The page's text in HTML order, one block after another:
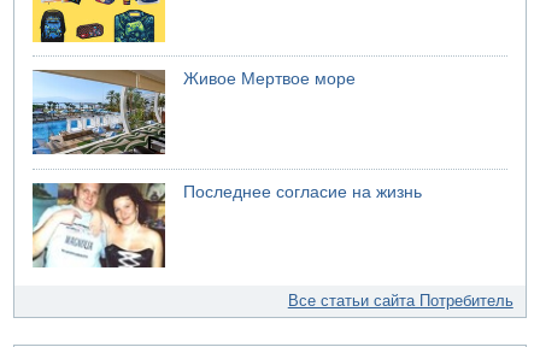
Живое Мертвое море
Последнее согласие на жизнь
Все статьи сайта Потребитель